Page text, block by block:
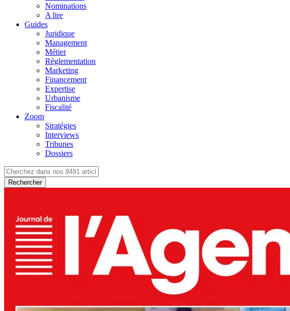
Nominations
A lire
Guides
Juridique
Management
Métier
Réglementation
Marketing
Financement
Expertise
Urbanisme
Fiscalité
Zoom
Stratégies
Interviews
Tribunes
Dossiers
Rechercher